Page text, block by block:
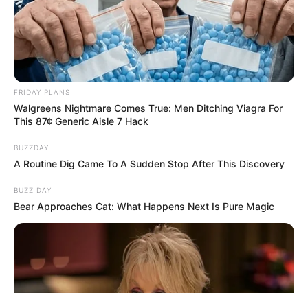
FRIDAY PLANS
Walgreens Nightmare Comes True: Men Ditching Viagra For
This 87¢ Generic Aisle 7 Hack
BUZZDAY
A Routine Dig Came To A Sudden Stop After This Discovery
BUZZ DAY
Bear Approaches Cat: What Happens Next Is Pure Magic